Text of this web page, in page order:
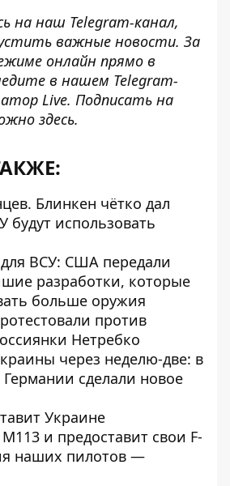
на наш Telegram-канал,
важные новости. За
онлайн прямо в
в нашем Telegram-
Live. Подписать на
здесь.
Блинкен чётко дал
будут использовать
ВСУ: США передали
разработки, которые
больше оружия
против
Нетребко
через неделю-две: в
Германии сделали новое
Украине
и предоставит свои F-
наших пилотов —